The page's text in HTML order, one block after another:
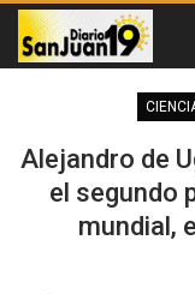
Alejandro de
el segundo
mundial,